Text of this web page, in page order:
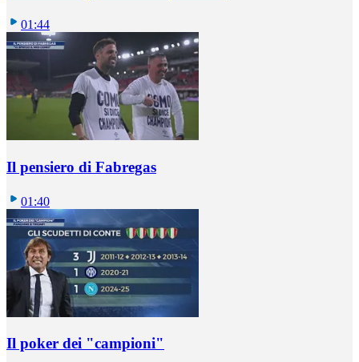
01:44
Il pensiero di Fabregas
01:40
Il poker dei "campioni"